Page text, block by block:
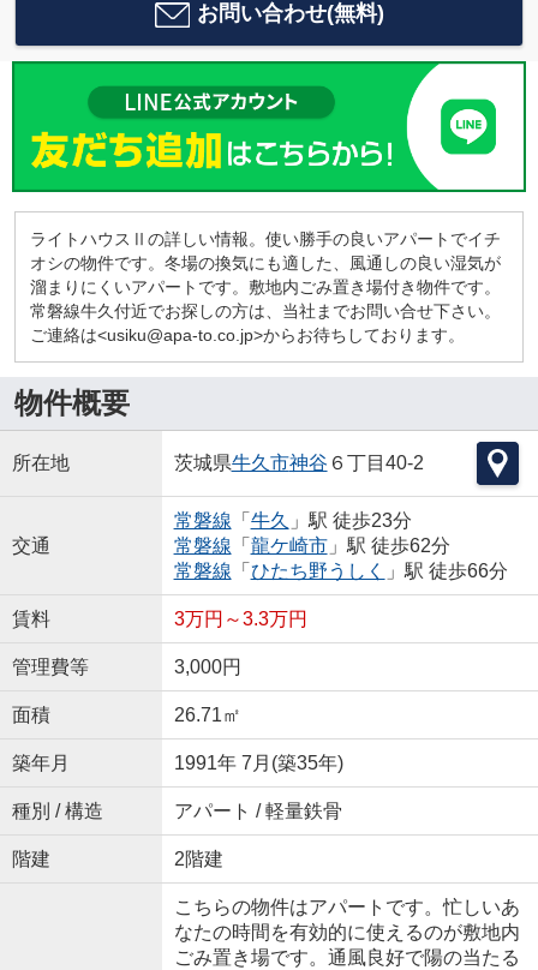
お問い合わせ(無料)
ライトハウスⅡの詳しい情報。使い勝手の良いアパートでイチ
オシの物件です。冬場の換気にも適した、風通しの良い湿気が
溜まりにくいアパートです。敷地内ごみ置き場付き物件です。
常磐線牛久付近でお探しの方は、当社までお問い合せ下さい。
ご連絡は<usiku@apa-to.co.jp>からお待ちしております。
物件概要
所在地 茨城県牛久市神谷 ６丁目40-2
交通
常磐線 「 牛久 」駅 徒歩23分
常磐線 「 龍ケ崎市」駅 徒歩62分
常磐線 「 ひたち野うしく 」駅 徒歩66分
賃料 3万円～3.3万円
管理費等 3,000円
面積 26.71㎡
築年月 1991年 7月(築35年)
種別 / 構造 アパート / 軽量鉄骨
階建 2階建
こちらの物件はアパートです。忙しいあ
なたの時間を有効的に使えるのが敷地内
ごみ置き場です。通風良好で陽の当たる